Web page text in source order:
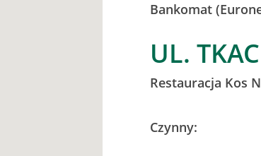
Bankomat
UL.
Restauracja Kos
Czynny: